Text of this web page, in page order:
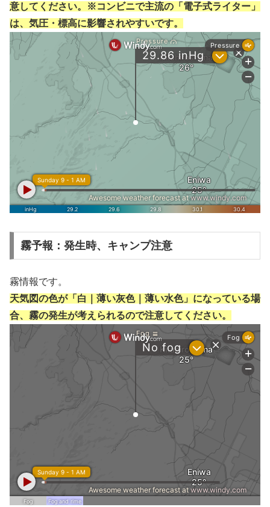
意してください。※コンビニで主流の「電子式ライター」
は、気圧・標高に影響されやすいです。
霧予報：発生時、キャンプ注意
霧情報です。
天気図の色が「白｜薄い灰色｜薄い水色」になっている場
合、霧の発生が考えられるので注意してください。